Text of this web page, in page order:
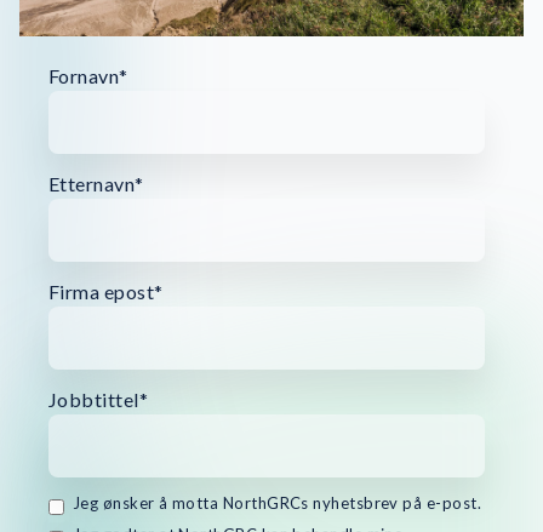
Fornavn*
Etternavn*
Firma epost*
Jobbtittel*
Jeg ønsker å motta NorthGRCs nyhetsbrev på e-post.